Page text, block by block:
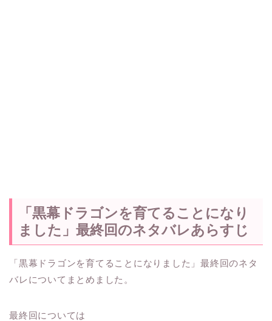
「黒幕ドラゴンを育てることになり
ました」最終回のネタバレあらすじ
「黒幕ドラゴンを育てることになりました」最終回のネタ
バレについてまとめました。
最終回については